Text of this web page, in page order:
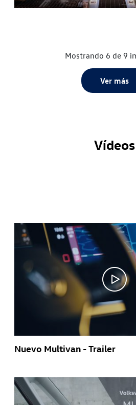
Mostrando 6 de 9
Ver más
Vídeos
Nuevo Multivan - Trailer